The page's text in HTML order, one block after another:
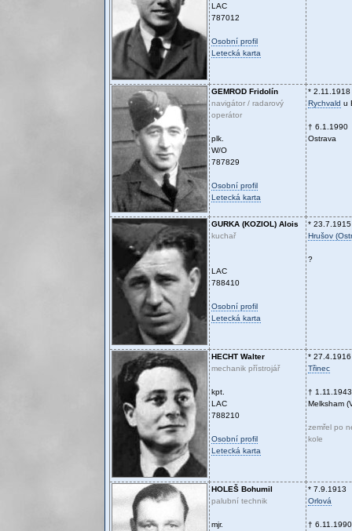
LAC
787012
Osobní profil
Letecká karta
GEMROD Fridolín
navigátor / radarový
operátor
plk.
W/O
787829
Osobní profil
Letecká karta
* 2.11.1918
Rychvald u
† 6.1.1990
Ostrava
GURKA (KOZIOL) Alois
kuchař
LAC
788410
Osobní profil
Letecká karta
* 23.7.1915
Hrušov
?
HECHT Walter
mechanik přístrojář
kpt.
LAC
788210
Osobní profil
Letecká karta
* 27.4.1916
Třinec
† 1.11.1943
Melksham
zemřel po
kole
HOLEŠ Bohumil
palubní technik
mjr.
* 7.9.1913
Orlová
† 6.11.1990